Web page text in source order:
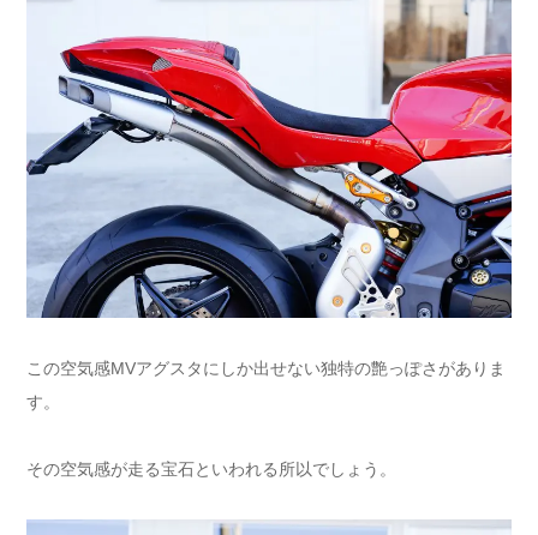
この空気感MVアグスタにしか出せない独特の艶っぽさがありま
す。
その空気感が走る宝石といわれる所以でしょう。